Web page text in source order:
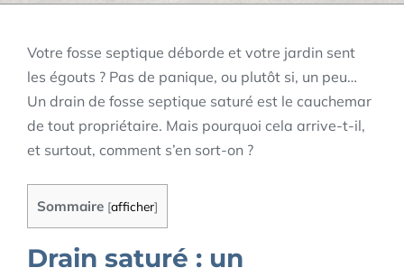
Votre fosse septique déborde et votre jardin sent
les égouts ? Pas de panique, ou plutôt si, un peu…
Un drain de fosse septique saturé est le cauchemar
de tout propriétaire. Mais pourquoi cela arrive-t-il,
et surtout, comment s’en sort-on ?
Sommaire [afficher]
Drain saturé : un